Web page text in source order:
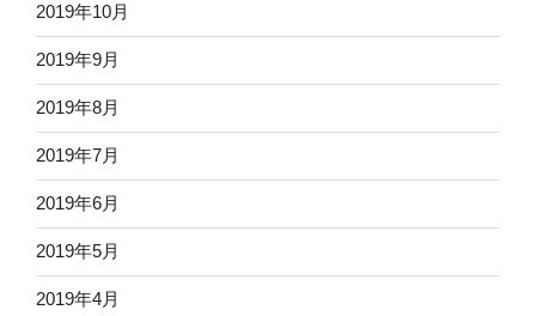
2019年10月
2019年9月
2019年8月
2019年7月
2019年6月
2019年5月
2019年4月